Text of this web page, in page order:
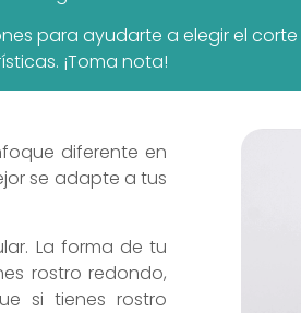
para ayudarte a elegir el
¡Toma nota!
diferente en
se adapte a tus
La forma de tu
rostro redondo,
si tienes rostro